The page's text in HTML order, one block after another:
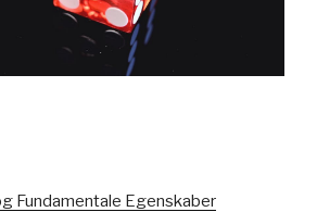
Fundamentale Egenskaber